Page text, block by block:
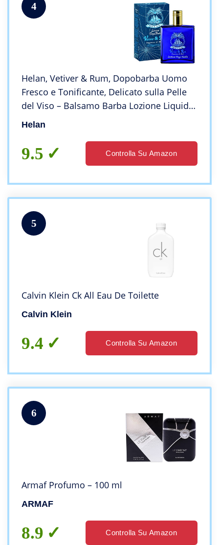
4
Helan, Vetiver & Rum, Dopobarba Uomo
Fresco e Tonificante, Delicato sulla Pelle
del Viso – Balsamo Barba Lozione Liquida
Lenitiva contro Irritazioni, Profumato e
Helan
9.5 Controlla Su Amazon
5
Calvin Klein Ck All Eau De Toilette
Calvin Klein
9.4 Controlla Su Amazon
6
Armaf Profumo – 100 ml
ARMAF
8.9 Controlla Su Amazon